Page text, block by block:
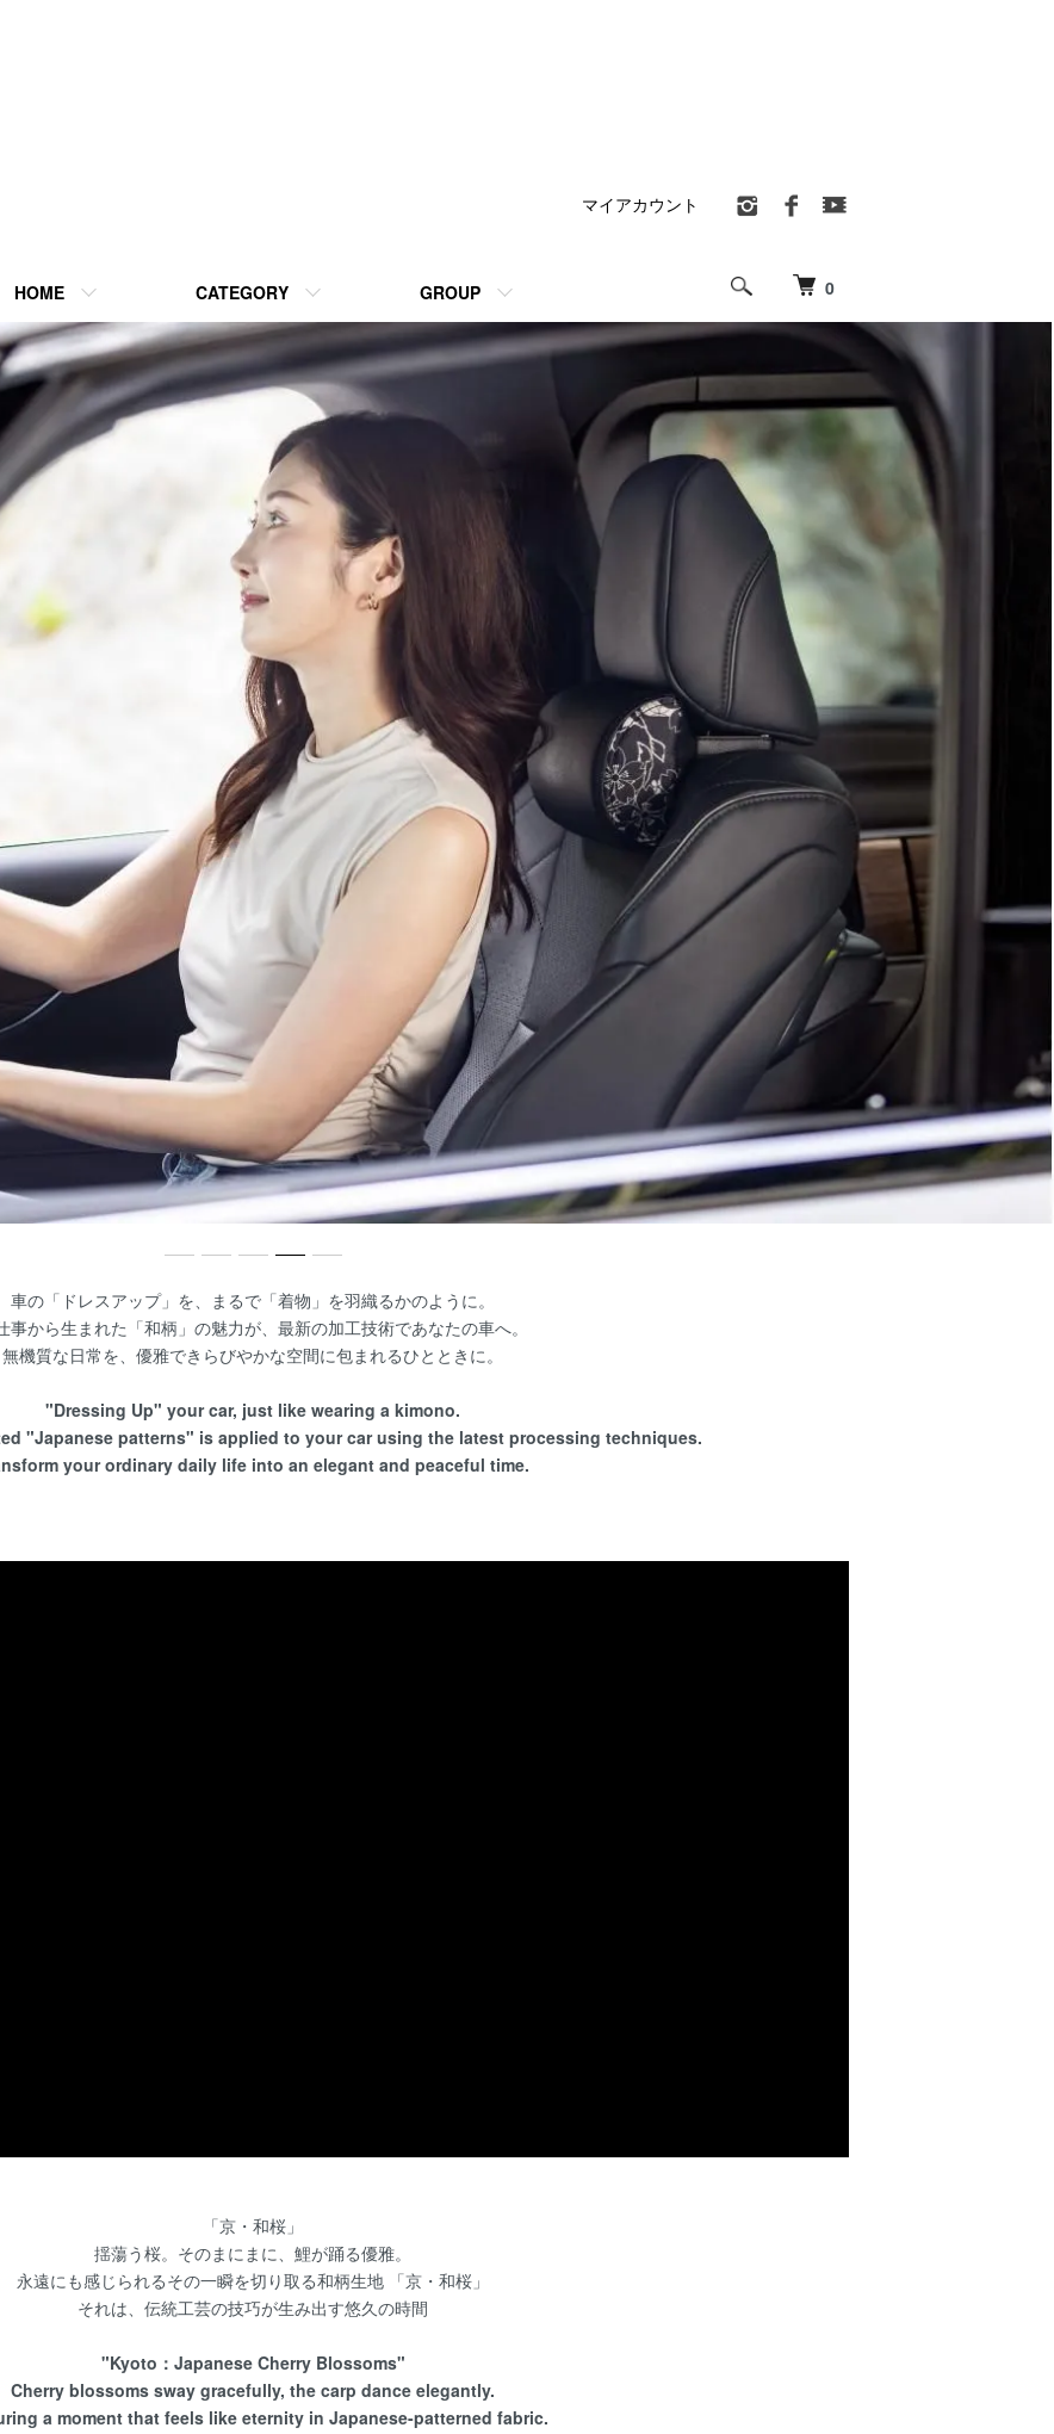
0
HOME CATEGORY GROUP
マイアカウント
車の「ドレスアップ」を、まるで「着物」を羽織るかのように。
事から生まれた「和柄」の魅力が、最新の加工技術であなたの車へ。
無機質な日常を、優雅できらびやかな空間に包まれるひとときに。
"Dressing Up" your car, just like wearing a kimono.
"Japanese patterns" is applied to your car using the latest processing techniques.
your ordinary daily life into an elegant and peaceful time.
「京・和桜」
揺蕩う桜。そのまにまに、鯉が踊る優雅。
永遠にも感じられるその一瞬を切り取る和柄生地 「京・和桜」
それは、伝統工芸の技巧が生み出す悠久の時間
"Kyoto：Japanese Cherry Blossoms"
Cherry blossoms sway gracefully, the carp dance elegantly.
a moment that feels like eternity in Japanese-patterned fabric.